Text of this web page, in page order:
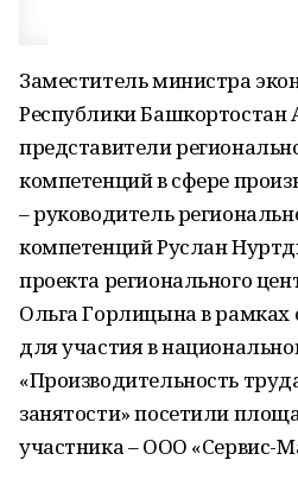
Заместитель министра
Республики Башкортостан
представители
компетенций в сфере
– руководитель
компетенций Руслан
проекта регионального
Ольга Горлицына в рамках
для участия в
«Производительность
занятости» посетили
участника – ООО «Сервис-